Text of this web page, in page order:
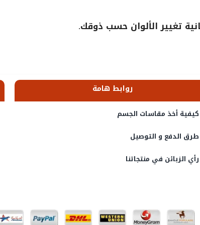
تغيير الألوان حسب ذوقك.
روابط هامة
كيفية أخذ مقاسات الجسم
طرق الدفع و التوصيل
رأي الزبائن في منتجاتنا